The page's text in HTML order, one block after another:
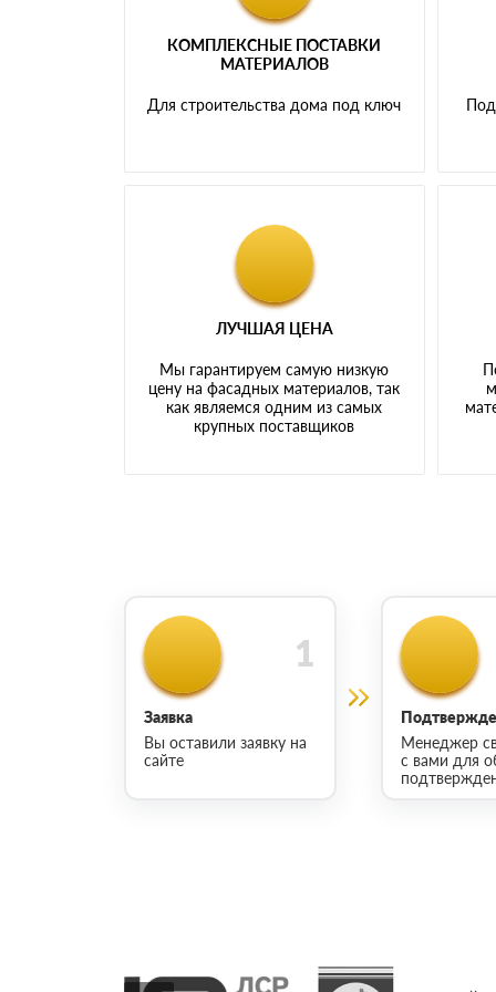
КОМПЛЕКСНЫЕ ПОСТАВКИ
МАТЕРИАЛОВ
Для строительства дома под ключ
ЛУЧШАЯ ЦЕНА
Мы гарантируем самую низкую
цену на фасадных материалов, так
как являемся одним из самых
крупных поставщиков
Заявка
Вы оставили заявку на
сайте
Менеджер
с вами для